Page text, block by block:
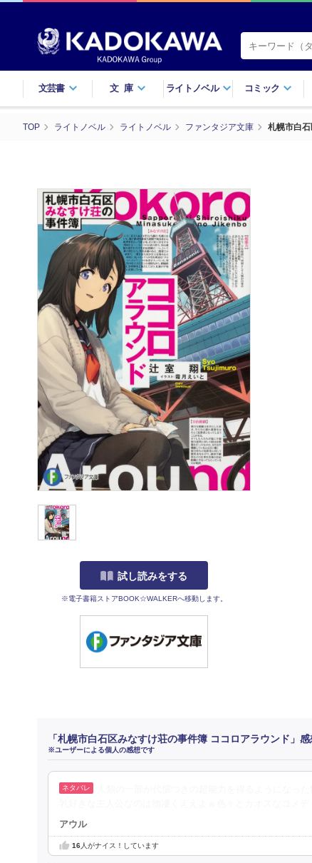
文芸書 文庫 ライトノベル コミック
TOP ライトノベル ライトノベル ファンタジア文庫 札幌市白
試し読みをする
※電子書籍ストアBOOK☆WALKERへ移動します。
「札幌市白石区みなすけ荘の事件簿 ココロアラウンド」
※ユーザーによる個人の感想です
乳好きな主人公なのは物凄くええよｗ色々とカオスなコメ
アウル
16人がナイス！しています